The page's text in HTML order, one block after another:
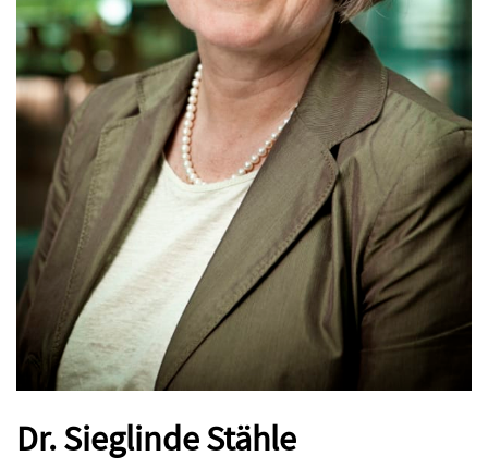
Dr. Sieglinde Stähle